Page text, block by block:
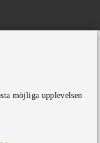
möjliga upplevelsen